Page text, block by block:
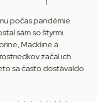
počas pandémie
sám so štyrmi
Mackline a
začal ich
sa často dostávaldo